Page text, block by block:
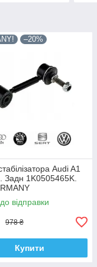
–20%
Audi A1
Задн 1K0505465K.
відправки
978 ₴
Купити